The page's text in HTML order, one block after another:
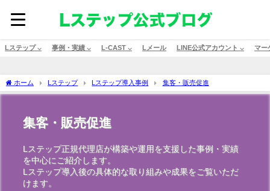
Lステップ ⌵ 事例・実績 ⌵ L-CAST ⌵ Lメール LINE公式アカウント ⌵ マー
ホーム Lステップ Lステップ導入事例 集客・販売促進
集客・販売促進
Lステップ正規代理店が構築や運用を支援した事例・実績
を中心にご紹介します。
Lステップ導入後の具体的な取り組みや成果をご覧いただ
けます。